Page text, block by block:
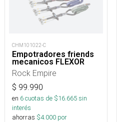
CHM101022-C
Empotradores friends
mecanicos FLEXOR
Rock Empire
$ 99.990
en 6cuotas de $16.665sin
interés
ahorras $4.000 por